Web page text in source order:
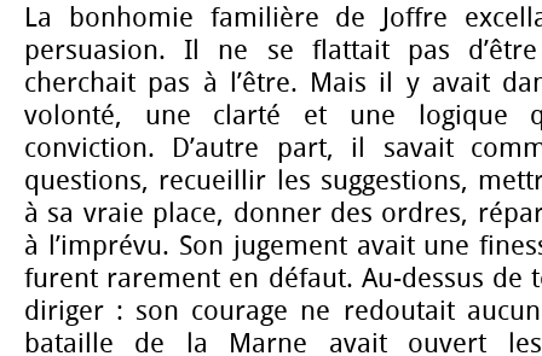
La bonhomie familière de Joffre
persuasion. Il ne se flattait pas
cherchait pas à l’être. Mais il y avait
volonté, une clarté et une logique
conviction. D’autre part, il savait
questions, recueillir les suggestions,
à sa vraie place, donner des ordres,
à l’imprévu. Son jugement avait une
furent rarement en défaut. Au-dessus de
diriger : son courage ne redoutait
bataille de la Marne avait ouvert